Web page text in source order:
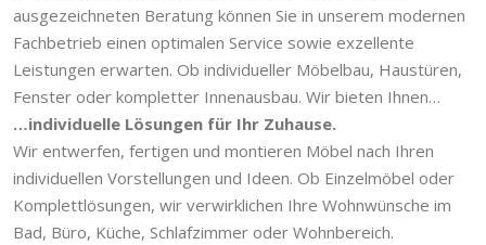
ausgezeichneten Beratung können Sie in unserem modernen
Fachbetrieb einen optimalen Service sowie exzellente
Leistungen erwarten. Ob in­di­vi­duel­ler Möbelbau, Haustüren,
Fenster oder kompletter Innenausbau. Wir bieten Ihnen…
…individuelle Lösungen für Ihr Zuhause.
Wir entwerfen, fertigen und montieren Möbel nach Ihren
individuellen Vorstellungen und Ideen. Ob Einzelmöbel oder
Komplettlösungen, wir verwirklichen Ihre Wohnwünsche im
Bad, Büro, Küche, Schlafzimmer oder Wohnbereich.